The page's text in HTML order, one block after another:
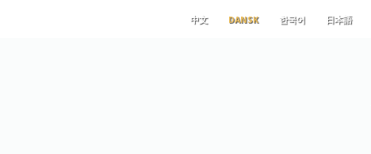
中文 DANSK 한국어 日本語